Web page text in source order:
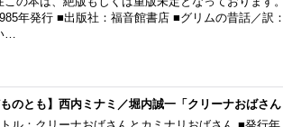
年発行 ■出版社：福音館書店 ■グリムの昔話／
…
ものとも】西内ミナミ／堀内誠一「クリーナおばさ